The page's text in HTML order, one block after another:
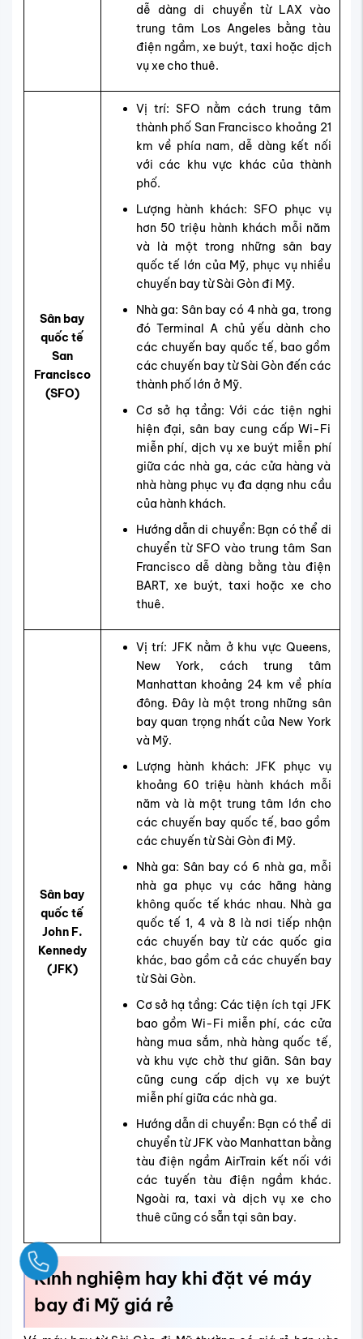
dễ dàng di chuyển từ LAX vào
trung tâm Los Angeles bằng tàu
điện ngầm, xe buýt, taxi hoặc dịch
vụ xe cho thuê.
Sân bay
quốc tế
San
Francisco
(SFO)
Vị trí: SFO nằm cách trung tâm
thành phố San Francisco khoảng 21
km về phía nam, dễ dàng kết nối
với các khu vực khác của thành
phố.
Lượng hành khách: SFO phục vụ
hơn 50 triệu hành khách mỗi năm
và là một trong những sân bay
quốc tế lớn của Mỹ, phục vụ nhiều
chuyến bay từ Sài Gòn đi Mỹ.
Nhà ga: Sân bay có 4 nhà ga, trong
đó Terminal A chủ yếu dành cho
các chuyến bay quốc tế, bao gồm
các chuyến bay từ Sài Gòn đến các
thành phố lớn ở Mỹ.
Cơ sở hạ tầng: Với các tiện nghi
hiện đại, sân bay cung cấp Wi-Fi
miễn phí, dịch vụ xe buýt miễn phí
giữa các nhà ga, các cửa hàng và
nhà hàng phục vụ đa dạng nhu cầu
của hành khách.
Hướng dẫn di chuyển: Bạn có thể di
chuyển từ SFO vào trung tâm San
Francisco dễ dàng bằng tàu điện
BART, xe buýt, taxi hoặc xe cho
thuê.
Sân bay
quốc tế
John F.
Kennedy
(JFK)
Vị trí: JFK nằm ở khu vực Queens,
New York, cách trung tâm
Manhattan khoảng 24 km về phía
đông. Đây là một trong những sân
bay quan trọng nhất của New York
và Mỹ.
Lượng hành khách: JFK phục vụ
khoảng 60 triệu hành khách mỗi
năm và là một trung tâm lớn cho
các chuyến bay quốc tế, bao gồm
các chuyến từ Sài Gòn đi Mỹ.
Nhà ga: Sân bay có 6 nhà ga, mỗi
nhà ga phục vụ các hãng hàng
không quốc tế khác nhau. Nhà ga
quốc tế 1, 4 và 8 là nơi tiếp nhận
các chuyến bay từ các quốc gia
khác, bao gồm cả các chuyến bay
từ Sài Gòn.
Cơ sở hạ tầng: Các tiện ích tại JFK
bao gồm Wi-Fi miễn phí, các cửa
hàng mua sắm, nhà hàng quốc tế,
và khu vực chờ thư giãn. Sân bay
cũng cung cấp dịch vụ xe buýt
miễn phí giữa các nhà ga.
Hướng dẫn di chuyển: Bạn có thể di
chuyển từ JFK vào Manhattan bằng
tàu điện ngầm AirTrain kết nối với
các tuyến tàu điện ngầm khác.
Ngoài ra, taxi và dịch vụ xe cho
thuê cũng có sẵn tại sân bay.
Kinh nghiệm hay khi đặt vé máy
bay đi Mỹ giá rẻ